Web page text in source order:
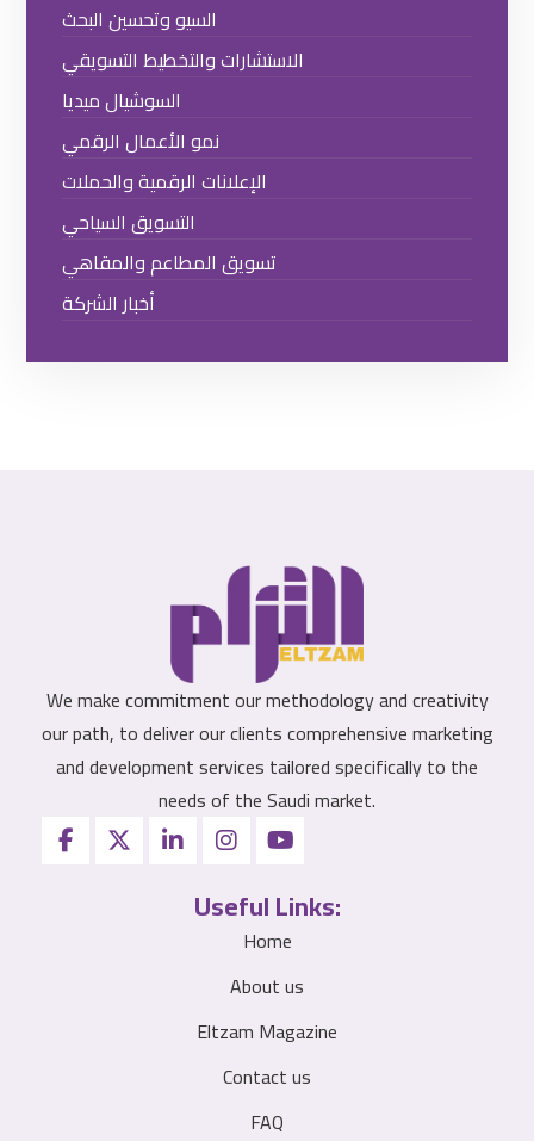
السيو وتحسين البحث
الاستشارات والتخطيط التسويقي
السوشيال ميديا
نمو الأعمال الرقمي
الإعلانات الرقمية والحملات
التسويق السياحي
تسويق المطاعم والمقاهي
أخبار الشركة
We make commitment our methodology and creativity
our path, to deliver our clients comprehensive marketing
and development services tailored specifically to the
needs of the Saudi market.
Useful Links:
Home
About us
Eltzam Magazine
Contact us
FAQ